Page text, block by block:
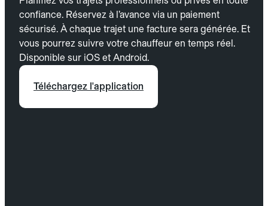
confiance. Réservez à l’avance via un paiement
sécurisé. À chaque trajet une facture sera générée. Et
vous pourrez suivre votre chauffeur en temps réel.
Disponible sur iOS et Android.
Téléchargez l'application